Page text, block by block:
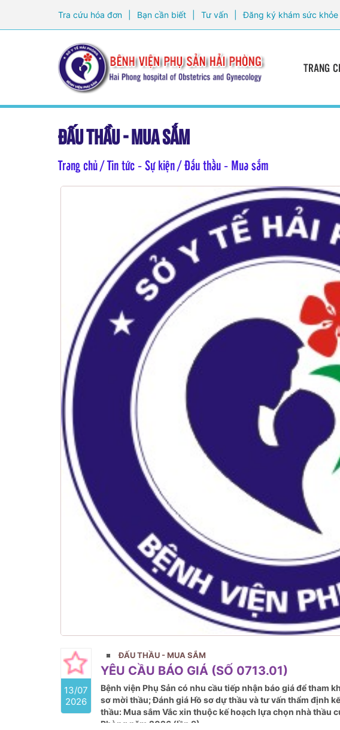
Tra cứu hóa đơn Bạn cần biết Tư vấn Đăng ký khám sức khỏe
TRANG
Đấu thầu - Mua sắm
Trang chủ/ Tin tức - Sự kiện / Đấu thầu - Mua sắm
13/07
2026
ĐẤU THẦU - MUA SẮM
YÊU CẦU BÁO GIÁ (SỐ 0713.01)
Bệnh viện Phụ Sản có nhu cầu tiếp nhận báo giá để tham
sơ mời thầu; Đánh giá Hồ sơ dự thầu và tư vấnthẩm định
thầu: Mua sắm Vắc xin thuộc kế hoạch lựa chọn nhà thầu
Phòng năm 2026 (lần 9)